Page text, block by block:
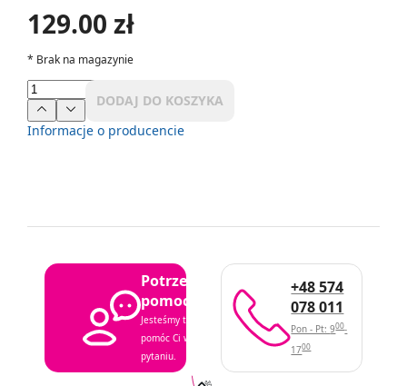
129.00 zł
* Brak na magazynie
DODAJ DO KOSZYKA
Informacje o producencie
Potrzebujesz
pomocy?
Jesteśmy tutaj, aby
pomóc Ci w każdym
pytaniu.
+48 574
078 011
Pon - Pt: 900-
1700